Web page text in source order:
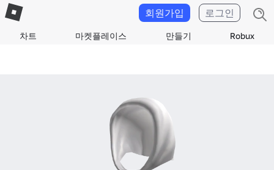
차트 마켓플레이스 만들기 Robux
회원가입 로그인